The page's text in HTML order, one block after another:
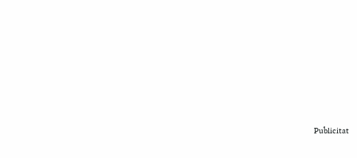
Publicitat